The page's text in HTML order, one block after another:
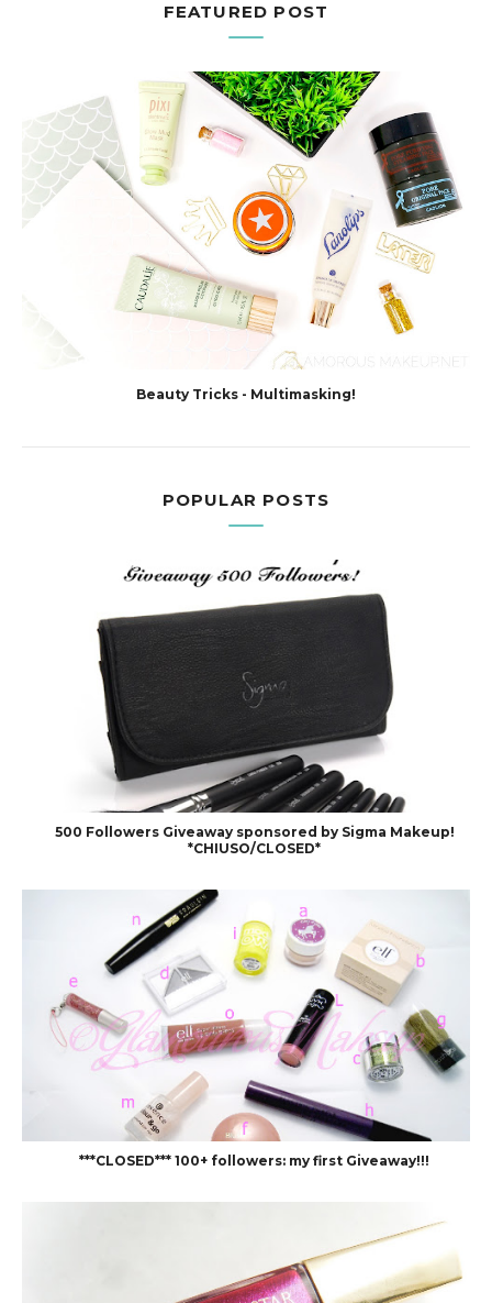
FEATURED POST
Beauty Tricks - Multimasking!
POPULAR POSTS
500 Followers Giveaway sponsored by Sigma Makeup!
*CHIUSO/CLOSED*
***CLOSED*** 100+ followers: my first Giveaway!!!